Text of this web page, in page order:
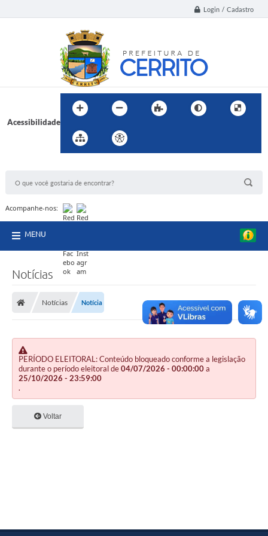
Login / Cadastro
Acessibilidade
Acompanhe-nos:
MENU
Notícias
Notícias Notícia
PERÍODO ELEITORAL: Conteúdo bloqueado conforme a legislação
durante o período eleitoral de04/07/2026 - 00:00:00a
25/10/2026 - 23:59:00
.
Voltar